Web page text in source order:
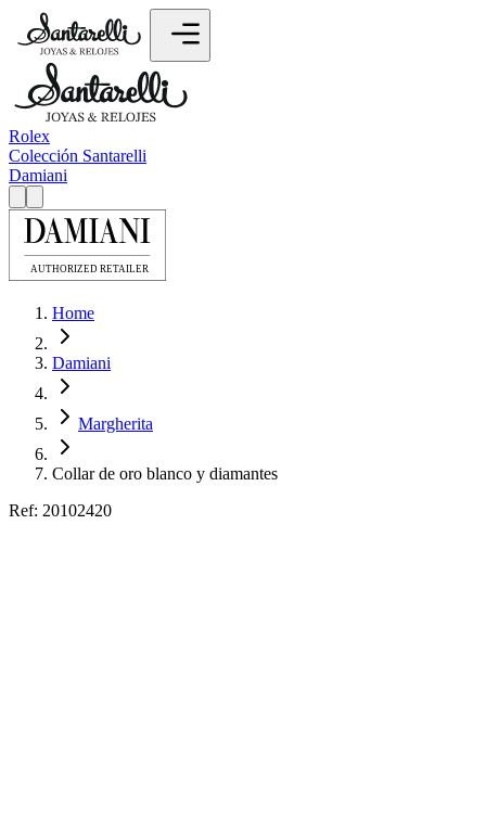
Rolex
Colección Santarelli
Damiani
Home
Damiani
Margherita
Collar de oro blanco y diamantes
Ref: 20102420